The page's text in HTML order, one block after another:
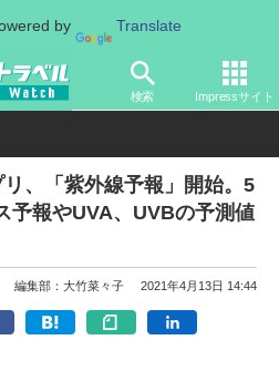
by Translate
検索 Impressサイト
書籍・Web Webサイト
、「紫外線予報」開始。5
予報やUVA、UVBの予測値
編集部：大竹菜々子 2021年4月13日 14:44